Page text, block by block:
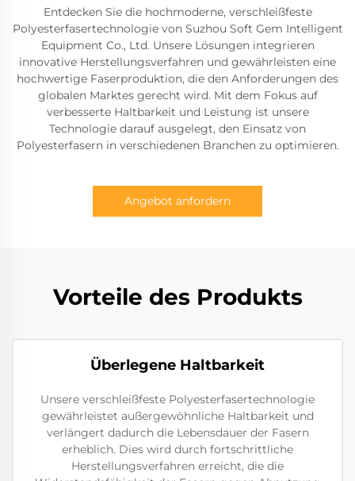
Entdecken Sie die hochmoderne, verschleißfeste
Polyesterfasertechnologie von Suzhou Soft Gem Intelligent
Equipment Co., Ltd. Unsere Lösungen integrieren
innovative Herstellungsverfahren und gewährleisten eine
hochwertige Faserproduktion, die den Anforderungen des
globalen Marktes gerecht wird. Mit dem Fokus auf
verbesserte Haltbarkeit und Leistung ist unsere
Technologie darauf ausgelegt, den Einsatz von
Polyesterfasern in verschiedenen Branchen zu optimieren.
Angebot anfordern
Vorteile des Produkts
Überlegene Haltbarkeit
Unsere verschleißfeste Polyesterfasertechnologie
gewährleistet außergewöhnliche Haltbarkeit und
verlängert dadurch die Lebensdauer der Fasern
erheblich. Dies wird durch fortschrittliche
Herstellungsverfahren erreicht, die die